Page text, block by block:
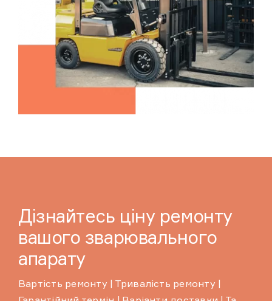
Дізнайтесь ціну ремонту
вашого зварювального
апарату
Вартість ремонту | Тривалість ремонту |